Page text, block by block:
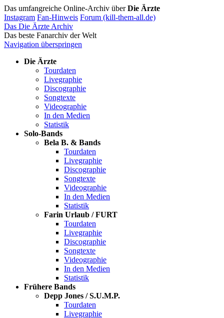
Das umfangreiche Online-Archiv überDie Ärzte
Instagram Fan-Hinweis Forum (kill-them-all.de)
Das Die Ärzte Archiv
Das beste Fanarchiv der Welt
Navigation überspringen
Die Ärzte
Tourdaten
Livegraphie
Discographie
Songtexte
Videographie
In den Medien
Statistik
Solo-Bands
Bela B. & Bands
Tourdaten
Livegraphie
Discographie
Songtexte
Videographie
In den Medien
Statistik
Farin Urlaub / FURT
Tourdaten
Livegraphie
Discographie
Songtexte
Videographie
In den Medien
Statistik
Frühere Bands
Depp Jones / S.U.M.P.
Tourdaten
Livegraphie